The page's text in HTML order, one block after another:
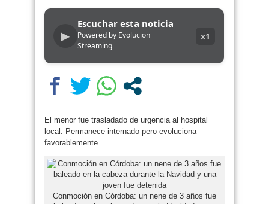
▶
Escuchar esta noticia
Powered by Evolucion
Streaming
x1
El menor fue trasladado de urgencia al hospital
local. Permanece internado pero evoluciona
favorablemente.
Conmoción en Córdoba: un nene de 3 años fue